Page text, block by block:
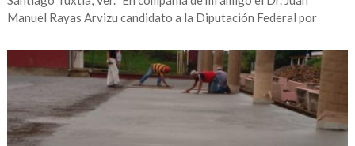
Manuel Rayas Arvizu candidato a la Diputación Federal por